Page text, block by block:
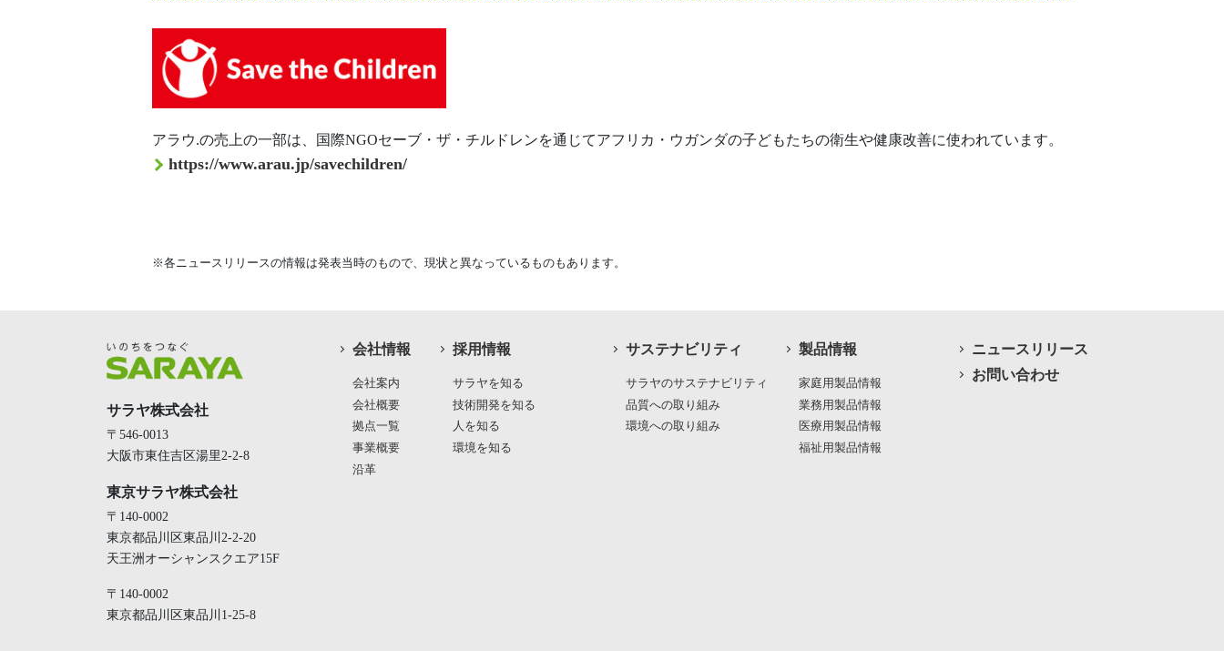
アラウ.の売上の一部は、国際NGOセーブ・ザ・チルドレンを通じてアフリカ・ウガンダの子どもたちの衛生や健康改善に使われています。
https://www.arau.jp/savechildren/
※各ニュースリリースの情報は発表当時のもので、現状と異なっているものもあります。
サラヤ株式会社
〒546-0013
大阪市東住吉区湯里2-2-8
東京サラヤ株式会社
〒140-0002
東京都品川区東品川2-2-20
天王洲オーシャンスクエア15F
〒140-0002
東京都品川区東品川1-25-8
会社情報
会社案内
会社概要
拠点一覧
事業概要
沿革
採用情報
サラヤを知る
技術開発を知る
人を知る
環境を知る
サステナビリティ
サラヤのサステナビリティ
品質への取り組み
環境への取り組み
製品情報
家庭用製品情報
業務用製品情報
医療用製品情報
福祉用製品情報
ニュースリリース
お問い合わせ